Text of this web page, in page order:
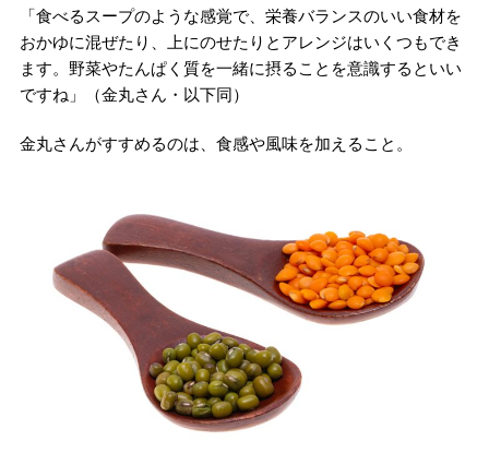
「食べるスープのような感覚で、栄養バランスのいい食材を
おかゆに混ぜたり、上にのせたりとアレンジはいくつもでき
ます。野菜やたんぱく質を一緒に摂ることを意識するといい
ですね」（金丸さん・以下同）
金丸さんがすすめるのは、食感や風味を加えること。